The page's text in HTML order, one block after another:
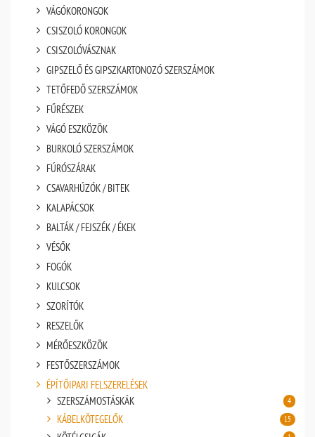
VÁGÓKORONGOK
CSISZOLÓ KORONGOK
CSISZOLÓVÁSZNAK
GIPSZELŐ ÉS GIPSZKARTONOZÓ SZERSZÁMOK
TETŐFEDŐ SZERSZÁMOK
FŰRÉSZEK
VÁGÓ ESZKÖZÖK
BURKOLÓ SZERSZÁMOK
FÚRÓSZÁRAK
CSAVARHÚZÓK / BITEK
KALAPÁCSOK
BALTÁK / FEJSZÉK / ÉKEK
VÉSŐK
FOGÓK
KULCSOK
SZORÍTÓK
RESZELŐK
MÉRŐESZKÖZÖK
FESTŐSZERSZÁMOK
ÉPÍTŐIPARI FELSZERELÉSEK
SZERSZÁMOSTÁSKÁK
4
KÁBELKÖTEGELŐK 15